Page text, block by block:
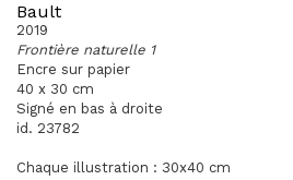
Bault
2019
Frontière naturelle 1
Encre sur papier
40 x 30 cm
Signé en bas à droite
id. 23782
Chaque illustration : 30x40 cm